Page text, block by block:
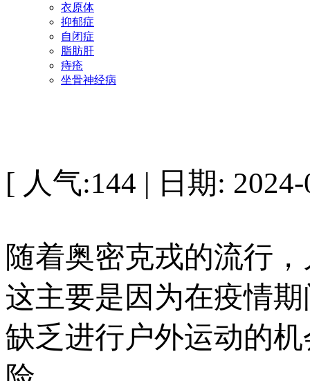
衣原体
抑郁症
自闭症
脂肪肝
痔疮
坐骨神经病
[ 人气:144 | 日期:
随着奥密克戎的流行
这主要是因为在疫情
缺乏进行户外运动的